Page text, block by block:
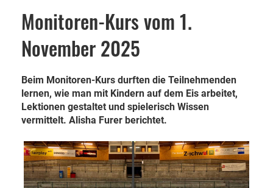
Monitoren-Kurs vom 1.
November 2025
Beim Monitoren-Kurs durften die Teilnehmenden
lernen, wie man mit Kindern auf dem Eis arbeitet,
Lektionen gestaltet und spielerisch Wissen
vermittelt. Alisha Furer berichtet.